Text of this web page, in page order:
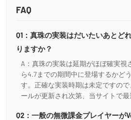
FAQ
Q1：真珠の実装はだいたいあとど
りますか？
A：真珠の実装は延期がほぼ確実視
ら4.7までの期間中に登場するかど
す。正確な実装時期は未定ですの
ールが更新され次第、当サイトで最
Q2：一般の無微課金プレイヤーが